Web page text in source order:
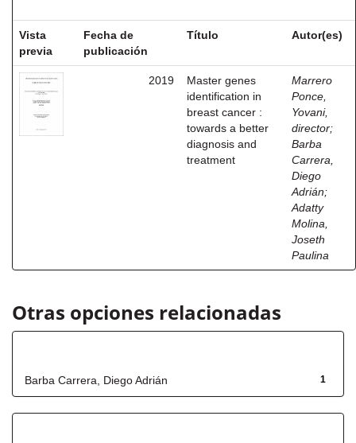
Vista
previa
Fecha de
publicación
Título Autor(es)
2019
Master genes
identification in
breast cancer :
towards a better
diagnosis and
treatment
Marrero
Ponce,
Yovani,
director;
Barba
Carrera,
Diego
Adrián;
Adatty
Molina,
Joseth
Paulina
Otras opciones relacionadas
1
Barba Carrera, Diego Adrián